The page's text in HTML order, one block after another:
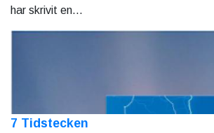
har skrivit en...
7 Tidstecken